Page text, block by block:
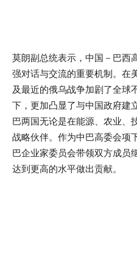
莫朗副总统表示，中国－巴西
强对话与交流的重要机制。在
及最近的俄乌战争加剧了全球
下，更加凸显了与中国政府建
巴两国无论是在能源、农业、
战略伙伴。作为中巴高委会项
巴企业家委员会带领双方成员
达到更高的水平做出贡献。